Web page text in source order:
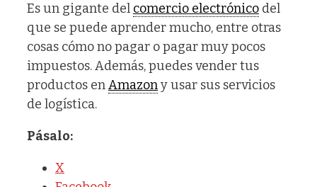
Es un gigante del comercio electrónico del
que se puede aprender mucho, entre otras
cosas cómo no pagar o pagar muy pocos
impuestos. Además, puedes vender tus
productos enAmazony usar sus servicios
de logística.
Pásalo:
X